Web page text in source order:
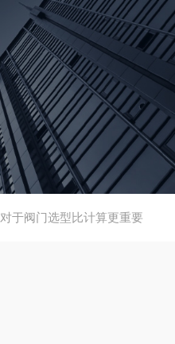
对于阀门选型比计算更重要